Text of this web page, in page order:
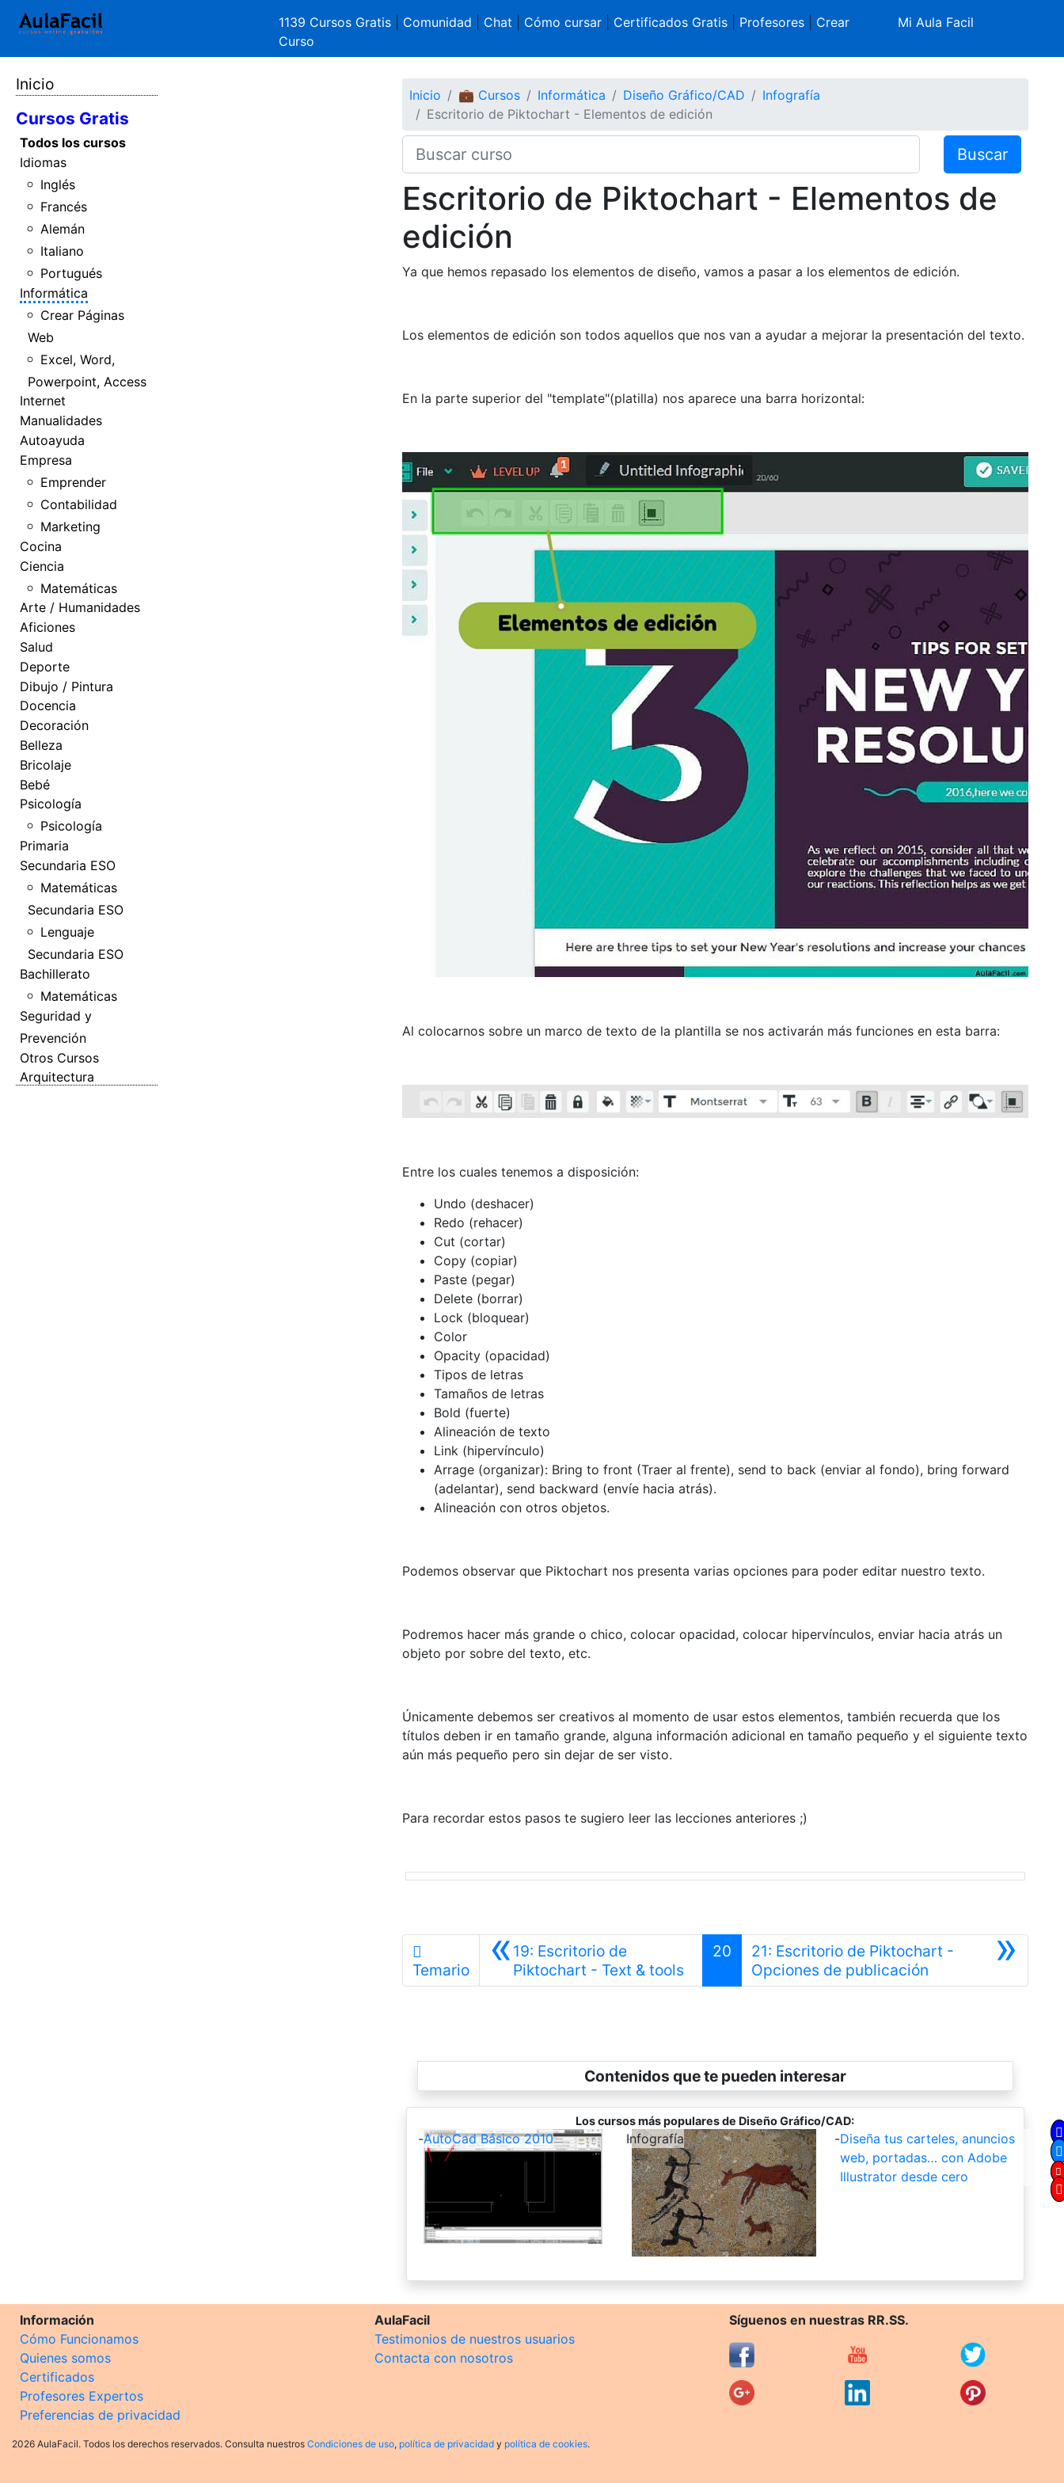
1139 Cursos Gratis Comunidad Chat Cómo cursar| Certificados Gratis| Profesores| Crear
Curso
Mi Aula Facil
Inicio
Cursos Gratis
Todos los cursos
Idiomas
Inglés
Francés
Alemán
Italiano
Portugués
Informática
Crear Páginas
Web
Excel, Word,
Powerpoint, Access
Internet
Manualidades
Autoayuda
Empresa
Emprender
Contabilidad
Marketing
Cocina
Ciencia
Matemáticas
Arte / Humanidades
Aficiones
Salud
Deporte
Dibujo / Pintura
Docencia
Decoración
Belleza
Bricolaje
Bebé
Psicología
Psicología
Primaria
Secundaria ESO
Matemáticas
Secundaria ESO
Lenguaje
Secundaria ESO
Bachillerato
Matemáticas
Seguridad y
Prevención
Otros Cursos
Arquitectura
Inicio 💼 Cursos Informática Diseño Gráfico/CAD
Infografía
Escritorio de Piktochart - Elementos de edición
Buscar
Escritorio de Piktochart - Elementos de
edición
Ya que hemos repasado los elementos de diseño, vamos a pasar a los elementos de edición.
Los elementos de edición son todos aquellos que nos van a ayudar a mejorar la presentación del texto.
En la parte superior del "template"(platilla) nos aparece una barra horizontal:
Al colocarnos sobre un marco de texto de la plantilla se nos activarán más funciones en esta barra:
Entre los cuales tenemos a disposición:
Undo (deshacer)
Redo (rehacer)
Cut (cortar)
Copy (copiar)
Paste (pegar)
Delete (borrar)
Lock (bloquear)
Color
Opacity (opacidad)
Tipos de letras
Tamaños de letras
Bold (fuerte)
Alineación de texto
Link (hipervínculo)
Arrage (organizar): Bring to front (Traer al frente), send to back (enviar al fondo), bring forward
(adelantar), send backward (envíe hacia atrás).
Alineación con otros objetos.
Podemos observar que Piktochart nos presenta varias opciones para poder editar nuestro texto.
Podremos hacer más grande o chico, colocar opacidad, colocar hipervínculos, enviar hacia atrás un
objeto por sobre del texto, etc.
Únicamente debemos ser creativos al momento de usar estos elementos, también recuerda que los
títulos deben ir en tamaño grande, alguna información adicional en tamaño pequeño y el siguiente texto
aún más pequeño pero sin dejar de ser visto.
Para recordar estos pasos te sugiero leer las lecciones anteriores ;)
Temario «19: Escritorio de
Piktochart - Text & toolsAnterior
20 »
21: Escritorio de Piktochart -
Opciones de publicaciónSiguiente
Contenidos que te pueden interesar
Los cursos más populares de Diseño Gráfico/CAD:
-AutoCad Básico 2010 -
Infografía -Diseña tus carteles, anuncios
web, portadas… con Adobe
Illustrator desde cero
Información
Cómo Funcionamos
Quienes somos
Certificados
Profesores Expertos
Preferencias de privacidad
AulaFacil
Testimonios de nuestros usuarios
Contacta con nosotros
Síguenos en nuestras RR.SS.
2026 AulaFacil. Todos los derechos reservados. Consulta nuestros Condiciones de uso, política de privacidad y política de cookies.